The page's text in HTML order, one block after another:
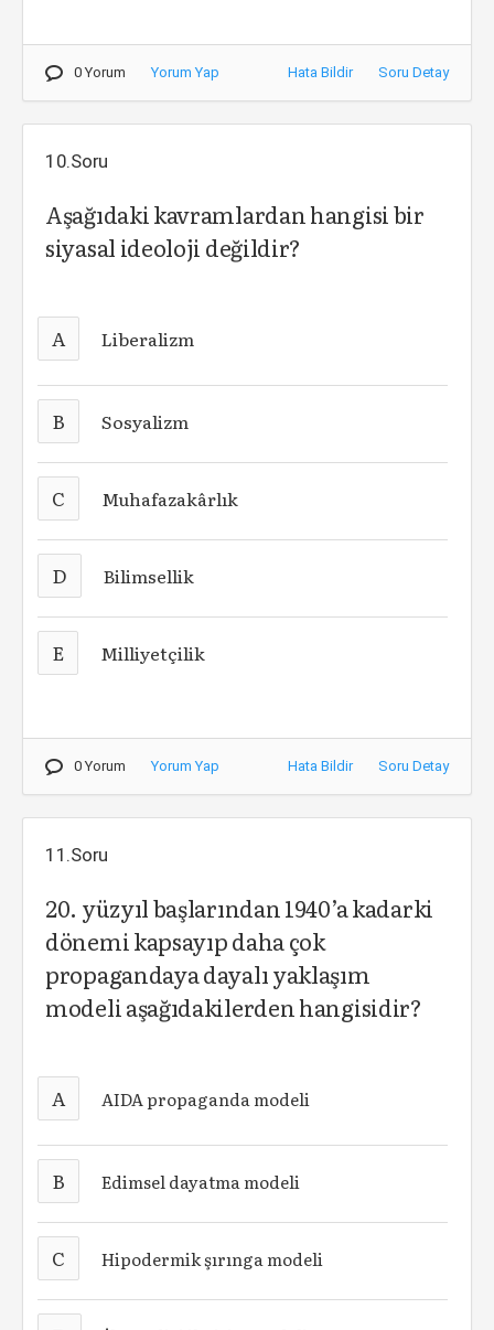
0 Yorum Yorum Yap Hata Bildir Soru Detay
10.Soru
Aşağıdaki kavramlardan hangisi bir
siyasal ideoloji değildir?
A Liberalizm
B Sosyalizm
C Muhafazakârlık
D Bilimsellik
E Milliyetçilik
0 Yorum Yorum Yap Hata Bildir Soru Detay
11.Soru
20. yüzyıl başlarından 1940’a kadarki
dönemi kapsayıp daha çok
propagandaya dayalı yaklaşım
modeli aşağıdakilerden hangisidir?
A AIDA propaganda modeli
B Edimsel dayatma modeli
C Hipodermik şırınga modeli